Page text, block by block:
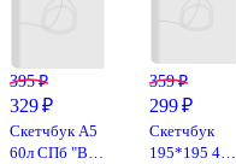
395 ₽
329 ₽
Скетчбук А5
60л СПб "Все
359 ₽
299 ₽
Скетчбук
195*195 40л